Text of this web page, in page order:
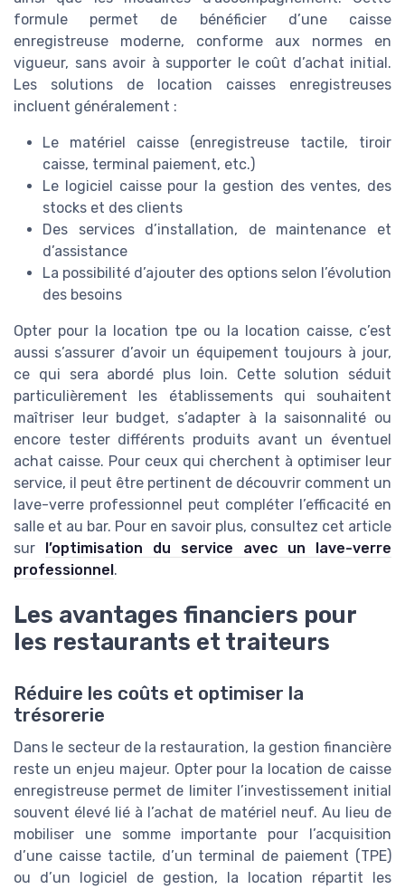
formule permet de bénéficier d’une caisse
enregistreuse moderne, conforme aux normes en
vigueur, sans avoir à supporter le coût d’achat initial.
Les solutions de location caisses enregistreuses
incluent généralement :
Le matériel caisse (enregistreuse tactile, tiroir
caisse, terminal paiement, etc.)
Le logiciel caisse pour la gestion des ventes, des
stocks et des clients
Des services d’installation, de maintenance et
d’assistance
La possibilité d’ajouter des options selon l’évolution
des besoins
Opter pour la location tpe ou la location caisse, c’est
aussi s’assurer d’avoir un équipement toujours à jour,
ce qui sera abordé plus loin. Cette solution séduit
particulièrement les établissements qui souhaitent
maîtriser leur budget, s’adapter à la saisonnalité ou
encore tester différents produits avant un éventuel
achat caisse. Pour ceux qui cherchent à optimiser leur
service, il peut être pertinent de découvrir comment un
lave-verre professionnel peut compléter l’efficacité en
salle et au bar. Pour en savoir plus, consultez cet article
sur
l’optimisation du service avec un lave-verre
professionnel .
Les avantages financiers pour
les restaurants et traiteurs
Réduire les coûts et optimiser la
trésorerie
Dans le secteur de la restauration, la gestion financière
reste un enjeu majeur. Opter pour la location de caisse
enregistreuse permet de limiter l’investissement initial
souvent élevé lié à l’achat de matériel neuf. Au lieu de
mobiliser une somme importante pour l’acquisition
d’une caisse tactile, d’un terminal de paiement (TPE)
ou d’un logiciel de gestion, la location répartit les